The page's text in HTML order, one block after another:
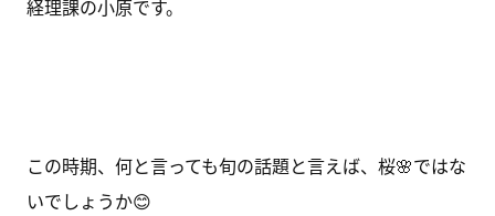
経理課の小原です。
この時期、何と言っても旬の話題と言えば、桜🌸ではな
いでしょうか😊